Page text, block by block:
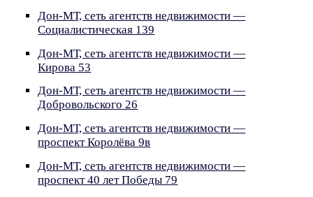
Дон-МТ, сеть агентств недвижимости —
Социалистическая 139
Дон-МТ, сеть агентств недвижимости —
Кирова 53
Дон-МТ, сеть агентств недвижимости —
Добровольского 26
Дон-МТ, сеть агентств недвижимости —
проспект Королёва 9в
Дон-МТ, сеть агентств недвижимости —
проспект 40 лет Победы 79